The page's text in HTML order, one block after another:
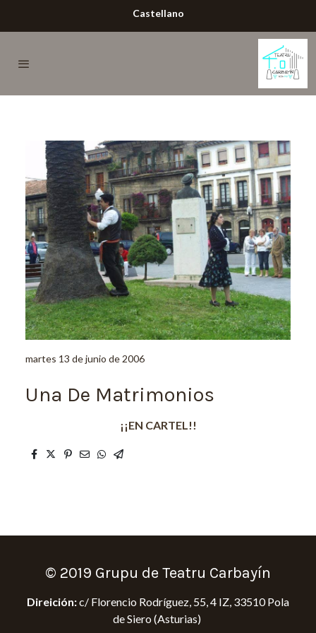
Castellano
martes 13 de junio de 2006
Una De Matrimonios
¡¡EN CARTEL!!
© 2019 Grupu de Teatru Carbayín
Direición:c/ Florencio Rodríguez, 55, 4 IZ, 33510 Pola
de Siero (Asturias)